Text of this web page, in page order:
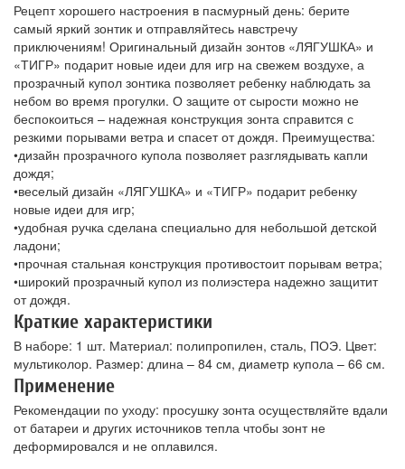
Рецепт хорошего настроения в пасмурный день: берите
самый яркий зонтик и отправляйтесь навстречу
приключениям! Оригинальный дизайн зонтов «ЛЯГУШКА» и
«ТИГР» подарит новые идеи для игр на свежем воздухе, а
прозрачный купол зонтика позволяет ребенку наблюдать за
небом во время прогулки. О защите от сырости можно не
беспокоиться – надежная конструкция зонта справится с
резкими порывами ветра и спасет от дождя. Преимущества:
•дизайн прозрачного купола позволяет разглядывать капли
дождя;
•веселый дизайн «ЛЯГУШКА» и «ТИГР» подарит ребенку
новые идеи для игр;
•удобная ручка сделана специально для небольшой детской
ладони;
•прочная стальная конструкция противостоит порывам ветра;
•широкий прозрачный купол из полиэстера надежно защитит
от дождя.
Краткие характеристики
В наборе: 1 шт. Материал: полипропилен, сталь, ПОЭ. Цвет:
мультиколор. Размер: длина – 84 см, диаметр купола – 66 см.
Применение
Рекомендации по уходу: просушку зонта осуществляйте вдали
от батареи и других источников тепла чтобы зонт не
деформировался и не оплавился.